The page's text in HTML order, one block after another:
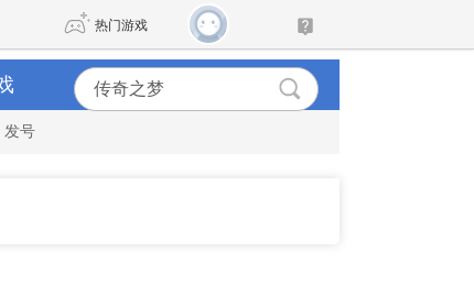
热门游戏
DNF
发号